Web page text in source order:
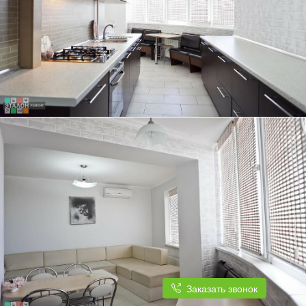
ТРЕХКОМНАТНАЯ КВАРТИРА, 84 КВ.М.
КУХНЯ ПОД ЕДИНОЙ СТОЛЕШНИЦЕЙ ОТЛИЧНО ГАРМОНИРУЕТ С
ДИЗАЙНОМ КВАРТИРЫ
ТРЕХКОМНАТНАЯ КВАРТИРА, 84 КВ.М.
КУХНЯ ПЛАВНО ПЕРЕХОДИТ В СВЕТЛУЮ И ПРОСТОРНУЮ ГОСТИНУЮ
Заказать звонок